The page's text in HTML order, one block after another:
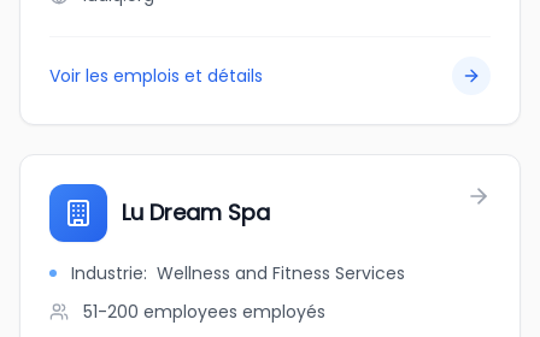
Voir les emplois et détails
Lu Dream Spa
Industrie: Wellness and Fitness Services
51-200 employees employés